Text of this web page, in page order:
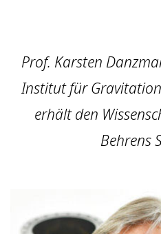
Prof. Karsten
Institut für
erhält den
Behrens